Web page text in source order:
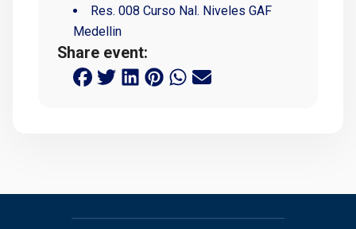
Res. 008 Curso Nal. Niveles GAF
Medellin
Share event: